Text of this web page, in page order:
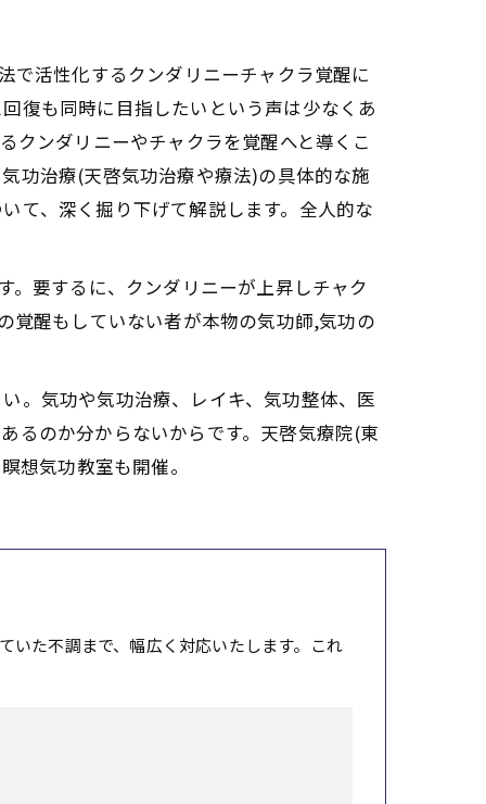
で活性化するクンダリニーチャクラ覚醒に
復も同時に目指したいという声は少なくあ
クンダリニーやチャクラを覚醒へと導くこ
功治療(天啓気功治療や療法)の具体的な施
て、深く掘り下げて解説します。全人的な
要するに、クンダリニーが上昇しチャク
覚醒もしていない者が本物の気功師,気功の
。気功や気功治療、レイキ、気功整体、医
るのか分からないからです。天啓気療院(東
想気功教室も開催。
いた不調まで、幅広く対応いたします。これ